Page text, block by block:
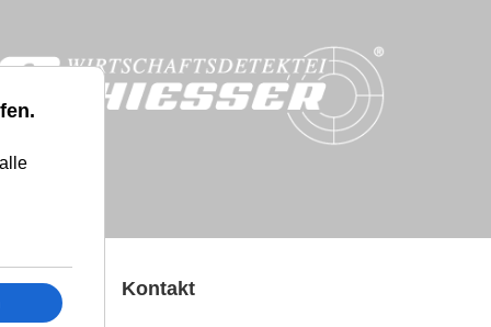
Presse Kontakt